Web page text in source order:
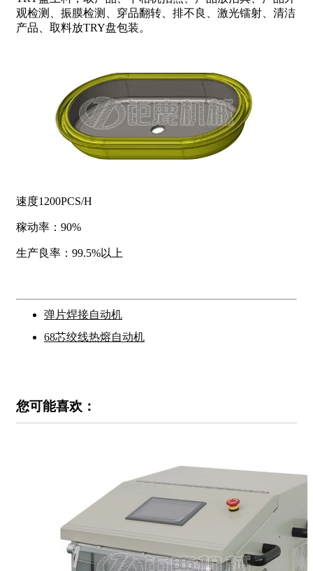
观检测、振膜检测、穿品翻转、排不良、激光镭射、清洁
产品、取料放TRY盘包装。
速度1200PCS/H
稼动率：90%
生产良率：99.5%以上
弹片焊接自动机
68芯绞线热熔自动机
您可能喜欢：